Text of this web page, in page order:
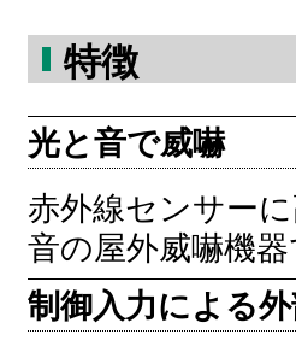
特徴
光と音で威嚇
赤外線センサー
音の屋外威嚇機
制御入力による